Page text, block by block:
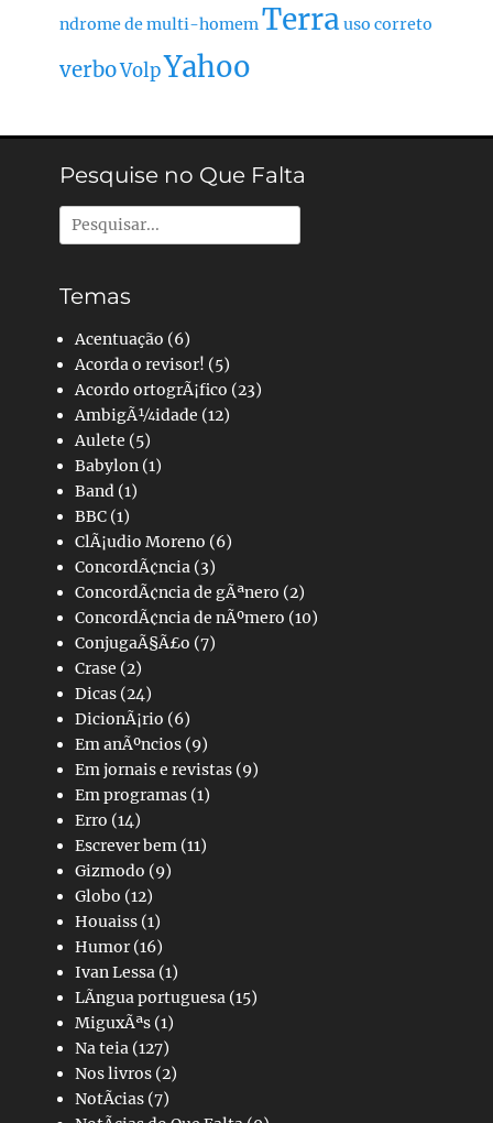
ndrome de multi-homemTerra uso correto
verboVolpYahoo
Pesquise no Que Falta
Pesquisar
por:
Temas
Acentuação (6)
Acorda o revisor! (5)
Acordo ortogrÃ¡fico (23)
AmbigÃ¼idade (12)
Aulete (5)
Babylon (1)
Band (1)
BBC (1)
ClÃ¡udio Moreno (6)
ConcordÃ¢ncia (3)
ConcordÃ¢ncia de gÃªnero (2)
ConcordÃ¢ncia de nÃºmero (10)
ConjugaÃ§Ã£o (7)
Crase (2)
Dicas (24)
DicionÃ¡rio (6)
Em anÃºncios (9)
Em jornais e revistas (9)
Em programas (1)
Erro (14)
Escrever bem (11)
Gizmodo (9)
Globo (12)
Houaiss (1)
Humor(16)
Ivan Lessa (1)
LÃ­ngua portuguesa (15)
MiguxÃªs (1)
Na teia (127)
Nos livros (2)
NotÃ­cias (7)